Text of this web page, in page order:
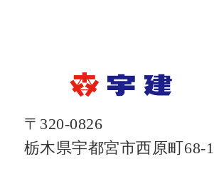
〒320-0826
栃木県宇都宮市西原町68-1